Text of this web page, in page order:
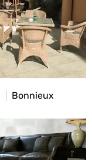
Bonnieux